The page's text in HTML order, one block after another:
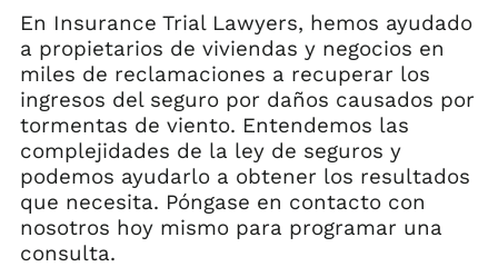
En Insurance Trial Lawyers, hemos ayudado
a propietarios de viviendas y negocios en
miles de reclamaciones a recuperar los
ingresos del seguro por daños causados por
tormentas de viento. Entendemos las
complejidades de la ley de seguros y
podemos ayudarlo a obtener los resultados
que necesita. Póngase en contacto con
nosotros hoy mismo para programar una
consulta.